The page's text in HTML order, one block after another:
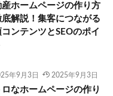
産ホームページの作り方
底解説！集客につながる
コンテンツとSEOのポイ
年9月3日 2025年9月3日
ロなホームページの作り